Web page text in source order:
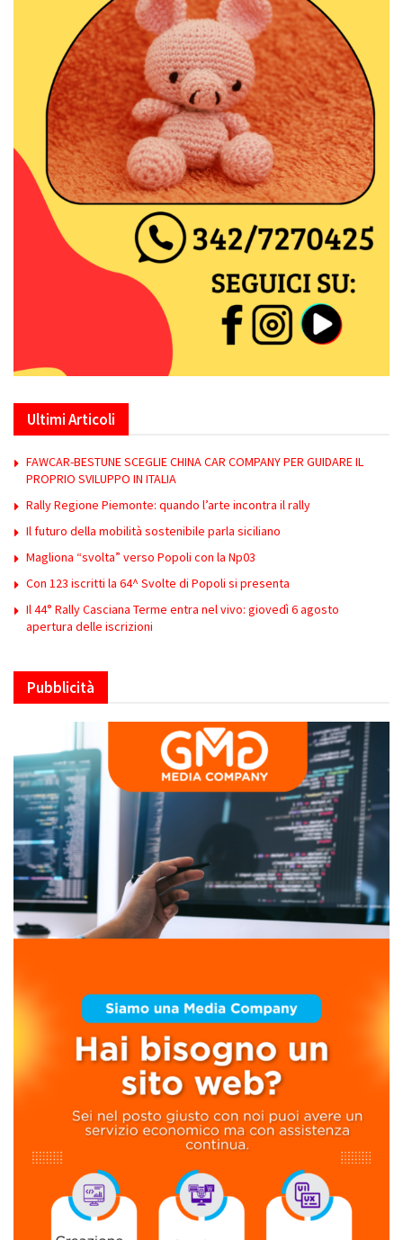
Ultimi Articoli
FAWCAR-BESTUNE SCEGLIE CHINA CAR COMPANY PER GUIDARE IL
PROPRIO SVILUPPO IN ITALIA
Rally Regione Piemonte: quando l’arte incontra il rally
Il futuro della mobilità sostenibile parla siciliano
Magliona “svolta” verso Popoli con la Np03
Con 123 iscritti la 64^ Svolte di Popoli si presenta
Il 44° Rally Casciana Terme entra nel vivo: giovedì 6 agosto
apertura delle iscrizioni
Pubblicità